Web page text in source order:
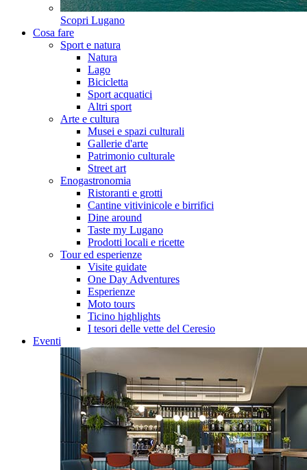
Scopri Lugano
Cosa fare
Sport e natura
Natura
Lago
Bicicletta
Sport acquatici
Altri sport
Arte e cultura
Musei e spazi culturali
Gallerie d'arte
Patrimonio culturale
Street art
Enogastronomia
Ristoranti e grotti
Cantine vitivinicole e birrifici
Dine around
Taste my Lugano
Prodotti locali e ricette
Tour ed esperienze
Visite guidate
One Day Adventures
Esperienze
Moto tours
Ticino highlights
I tesori delle vette del Ceresio
Eventi